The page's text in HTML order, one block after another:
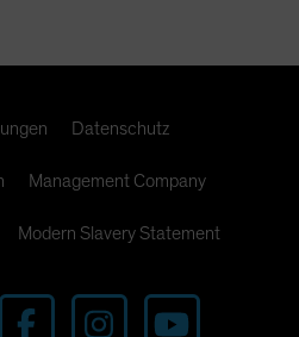
Datenschutz
Management Company
Modern Slavery Statement